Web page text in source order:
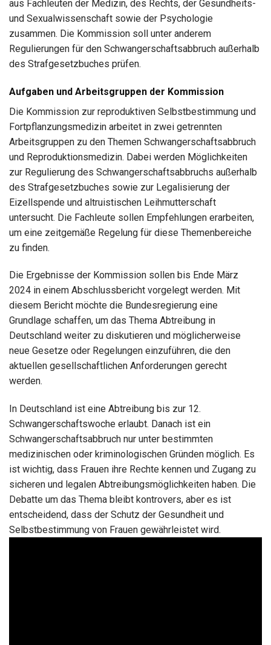
aus Fachleuten der Medizin, des Rechts, der Gesundheits-
und Sexualwissenschaft sowie der Psychologie
zusammen. Die Kommission soll unter anderem
Regulierungen für den Schwangerschaftsabbruch außerhalb
des Strafgesetzbuches prüfen.
Aufgaben und Arbeitsgruppen der Kommission
Die Kommission zur reproduktiven Selbstbestimmung und
Fortpflanzungsmedizin arbeitet in zwei getrennten
Arbeitsgruppen zu den Themen Schwangerschaftsabbruch
und Reproduktionsmedizin. Dabei werden Möglichkeiten
zur Regulierung des Schwangerschaftsabbruchs außerhalb
des Strafgesetzbuches sowie zur Legalisierung der
Eizellspende und altruistischen Leihmutterschaft
untersucht. Die Fachleute sollen Empfehlungen erarbeiten,
um eine zeitgemäße Regelung für diese Themenbereiche
zu finden.
Die Ergebnisse der Kommission sollen bis Ende März
2024 in einem Abschlussbericht vorgelegt werden. Mit
diesem Bericht möchte die Bundesregierung eine
Grundlage schaffen, um das Thema Abtreibung in
Deutschland weiter zu diskutieren und möglicherweise
neue Gesetze oder Regelungen einzuführen, die den
aktuellen gesellschaftlichen Anforderungen gerecht
werden.
In Deutschland ist eine Abtreibung bis zur 12.
Schwangerschaftswoche erlaubt. Danach ist ein
Schwangerschaftsabbruch nur unter bestimmten
medizinischen oder kriminologischen Gründen möglich. Es
ist wichtig, dass Frauen ihre Rechte kennen und Zugang zu
sicheren und legalen Abtreibungsmöglichkeiten haben. Die
Debatte um das Thema bleibt kontrovers, aber es ist
entscheidend, dass der Schutz der Gesundheit und
Selbstbestimmung von Frauen gewährleistet wird.